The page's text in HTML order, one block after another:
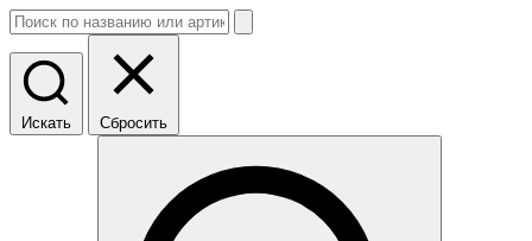
Искать Сбросить